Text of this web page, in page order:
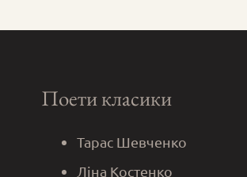
Поети класики
Тарас Шевченко
Ліна Костенко